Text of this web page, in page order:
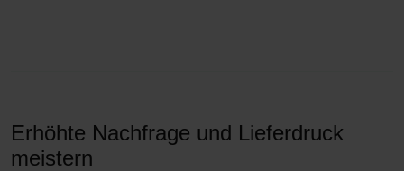
Erhöhte Nachfrage und Lieferdruck
meistern